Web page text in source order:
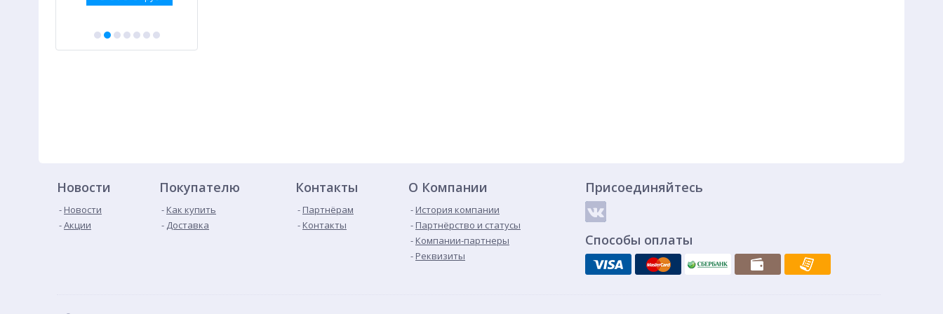
Новости
Новости
Акции
Покупателю
Как купить
Доставка
Контакты
Партнёрам
Контакты
О Компании
История компании
Партнёрство и статусы
Компании-партнеры
Реквизиты
Присоединяйтесь
Способы оплаты